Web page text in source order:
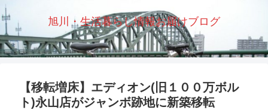
旭川・生活暮らし情報お届けブログ
【移転増床】エディオン(旧１００万ボル
ト)永山店がジャンボ跡地に新築移転